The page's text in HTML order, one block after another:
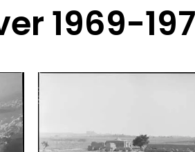
1969-